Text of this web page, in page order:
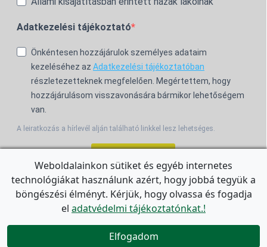
Adatkezelési tájékoztató
Önkéntesen hozzájárulok személyes adataim
kezeléséhez az Adatkezelési tájékoztatóban
részletezetteknek megfelelően. Megértettem, hogy
hozzájárulásom visszavonására bármikor lehetőségem
van.
A leiratkozás a hírlevél alján található linkkel lesz lehetséges.
For the English Newsletter, clickHERE.

Weboldalainkon sütiket és egyéb internetes
technológiákat használunk azért, hogy jobbá tegyük a
böngészési élményt. Kérjük, hogy olvassa és fogadja
el adatvédelmi tájékoztatónkat.!
Elfogadom